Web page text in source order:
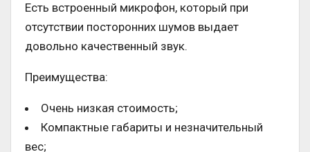
Есть встроенный микрофон, который при
отсутствии посторонних шумов выдает
довольно качественный звук.
Преимущества:
Очень низкая стоимость;
Компактные габариты и незначительный
вес;